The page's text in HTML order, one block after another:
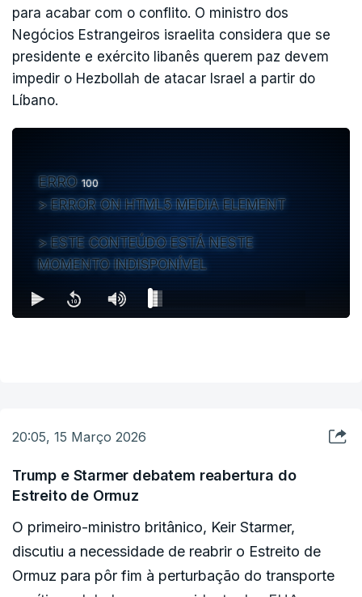
para acabar com o conflito. O ministro dos
Negócios Estrangeiros israelita considera que se
presidente e exército libanês querem paz devem
impedir o Hezbollah de atacar Israel a partir do
Líbano.
ERRO 100
ERROR ON HTML5 MEDIA ELEMENT
ESTE CONTEÚDO ESTÁ NESTE
MOMENTO INDISPONÍVEL
20:05, 15 Março 2026
Trump e Starmer debatem reabertura do
Estreito de Ormuz
O primeiro-ministro britânico, Keir Starmer,
discutiu a necessidade de reabrir o Estreito de
Ormuz para pôr fim à perturbação do transporte